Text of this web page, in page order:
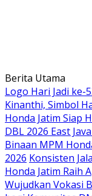
Langsung
ke
konten
Berita Utama
Logo Hari Jadi ke-
Kinanthi, Simbol
Honda Jatim Siap
DBL 2026 East
Binaan MPM
2026 Konsisten
Honda Jatim Raih
Wujudkan Vokasi